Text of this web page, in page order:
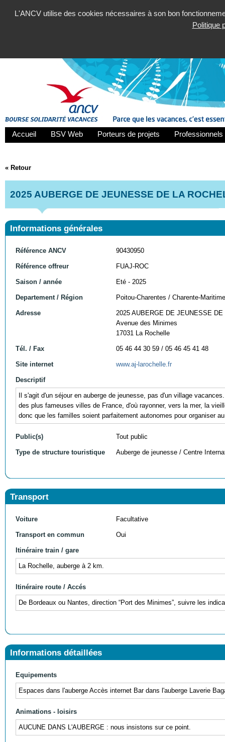
L'ANCV utilise des cookies nécessaires à son bon
Politique
Accueil BSV Web Porteurs de projets
« Retour
2025 AUBERGE DE JEUNESSE DE LA
Informations générales
Référence ANCV 90430950
Référence offreur FUAJ-ROC
Saison / année Eté - 2025
Departement / Région Poitou-Charentes / Charente-Maritime
Adresse
2025 AUBERGE DE JEUNESSE DE
Avenue des Minimes
17031 La Rochelle
Tél. / Fax 05 46 44 30 59 / 05 46 45 41 48
Site internet www.aj-larochelle.fr
Descriptif
Il s'agit d'un séjour en auberge de jeunesse, pas d'un village
des plus fameuses villes de France, d'où rayonner, vers la mer, la
donc que les familles soient parfaitement autonomes pour organiser
Public(s) Tout public
Type de structure touristique Auberge de jeunesse / Centre
Transport
Voiture Facultative
Transport en commun Oui
Itinéraire train / gare
La Rochelle, auberge à 2 km.
Itinéraire route / Accés
De Bordeaux ou Nantes, direction “Port des Minimes”, suivre les
Informations détaillées
Equipements
Espaces dans l'auberge Accès internet Bar dans l'auberge Laverie
Animations - loisirs
AUCUNE DANS L'AUBERGE : nous insistons sur ce point.